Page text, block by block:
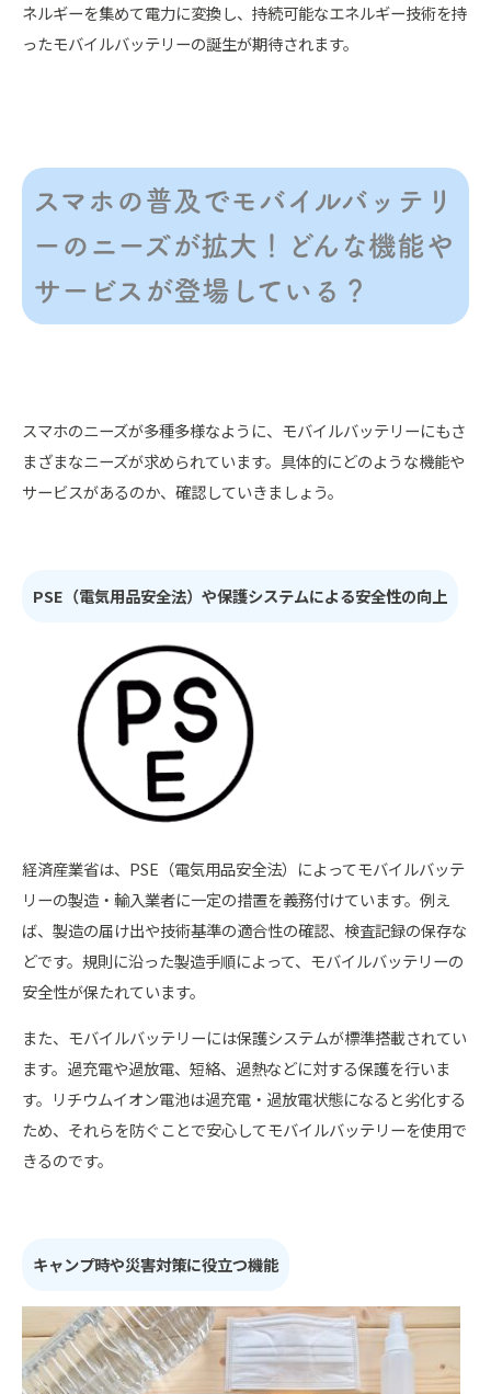
ネルギーを集めて電力に変換し、持続可能なエネルギー技術を持
ったモバイルバッテリーの誕生が期待されます。
スマホの普及でモバイルバッテリ
ーのニーズが拡大！どんな機能や
サービスが登場している？
スマホのニーズが多種多様なように、モバイルバッテリーにもさ
まざまなニーズが求められています。具体的にどのような機能や
サービスがあるのか、確認していきましょう。
PSE（電気用品安全法）や保護システムによる安全性の向上
経済産業省は、PSE（電気用品安全法）によってモバイルバッテ
リーの製造・輸入業者に一定の措置を義務付けています。例え
ば、製造の届け出や技術基準の適合性の確認、検査記録の保存な
どです。規則に沿った製造手順によって、モバイルバッテリーの
安全性が保たれています。
また、モバイルバッテリーには保護システムが標準搭載されてい
ます。過充電や過放電、短絡、過熱などに対する保護を行いま
す。リチウムイオン電池は過充電・過放電状態になると劣化する
ため、それらを防ぐことで安心してモバイルバッテリーを使用で
きるのです。
キャンプ時や災害対策に役立つ機能